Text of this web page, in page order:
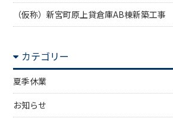
（仮称）新宮町原上貸倉庫AB棟新築工事
カテゴリー
夏季休業
お知らせ